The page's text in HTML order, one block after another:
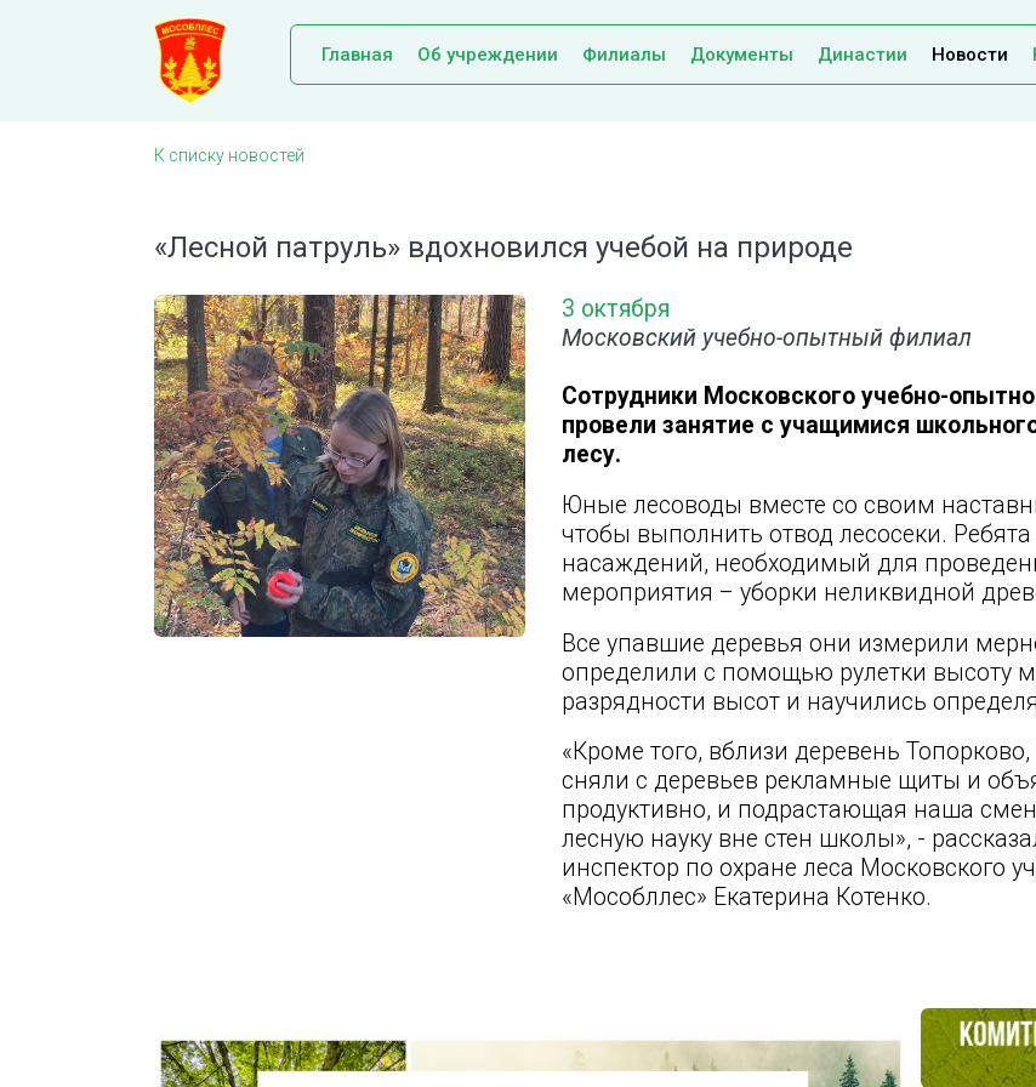
Главная Об учреждении Филиалы Документы Династии Новости
К списку новостей
«Лесной патруль» вдохновился учебой на природе
3 октября
Московский учебно-опытный филиал
Сотрудники Московского учебно-
провели занятие с учащимися
лесу.
Юные лесоводы вместе со своим
чтобы выполнить отвод лесосеки.
насаждений, необходимый для
мероприятия – уборки неликвидной
Все упавшие деревья они измерили
определили с помощью рулетки высоту
разрядности высот и научились
«Кроме того, вблизи деревень
сняли с деревьев рекламные щиты и
продуктивно, и подрастающая наша
лесную науку вне стен школы», -
инспектор по охране леса Московского
«Мособллес» Екатерина Котенко.